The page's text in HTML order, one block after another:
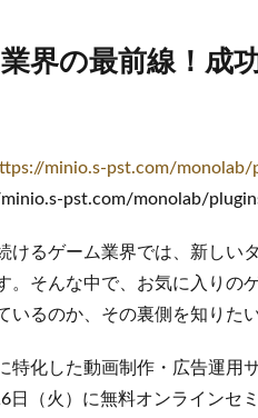
界の最前線！成
minio.s-pst.com/
pst.com/monolab/
けるゲーム業界では、新しい
。そんな中で、お気に入りの
いるのか、その裏側を知りた
特化した動画制作・広告運用
日（火）に無料オンラインセ